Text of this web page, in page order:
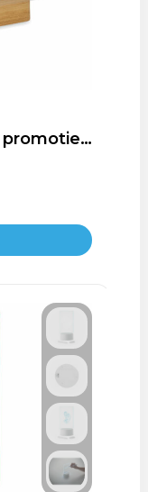
PROPLATE - Sublimatie promotiebordje